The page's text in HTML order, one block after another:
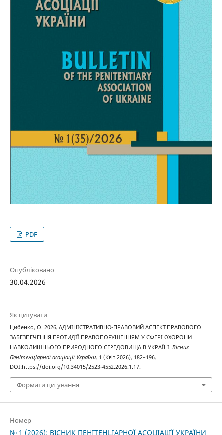
PDF
Опубліковано
30.04.2026
Як цитувати
Цибенко, О. 2026. АДМІНІСТРАТИВНО-ПРАВОВИЙ АСПЕКТ ПРАВОВОГО
ЗАБЕЗПЕЧЕННЯ ПРОТИДІЇ ПРАВОПОРУШЕННЯМ У СФЕРІ ОХОРОНИ
НАВКОЛИШНЬОГО ПРИРОДНОГО СЕРЕДОВИЩА В УКРАЇНІ. Вісник
Пенітенціарної асоціації України. 1 (Квіт 2026), 182–196.
DOI:https://doi.org/10.34015/2523-4552.2026.1.17.
Формати цитування
Номер
№ 1 (2026): ВІСНИК ПЕНІТЕНЦІАРНОЇ АСОЦІАЦІЇ УКРАЇНИ